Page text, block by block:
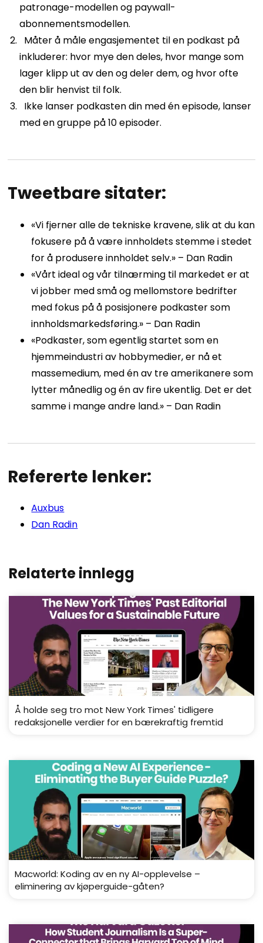
patronage-modellen og paywall-
abonnementsmodellen.
Måter å måle engasjementet til en podkast på
inkluderer: hvor mye den deles, hvor mange som
lager klipp ut av den og deler dem, og hvor ofte
den blir henvist til folk.
Ikke lanser podkasten din med én episode, lanser
med en gruppe på 10 episoder.
Tweetbare sitater:
«Vi fjerner alle de tekniske kravene, slik at du kan
fokusere på å være innholdets stemme i stedet
for å produsere innholdet selv.» – Dan Radin
«Vårt ideal og vår tilnærming til markedet er at
vi jobber med små og mellomstore bedrifter
med fokus på å posisjonere podkaster som
innholdsmarkedsføring.» – Dan Radin
«Podkaster, som egentlig startet som en
hjemmeindustri av hobbymedier, er nå et
massemedium, med én av tre amerikanere som
lytter månedlig og én av fire ukentlig. Det er det
samme i mange andre land.» – Dan Radin
Refererte lenker:
Auxbus
Dan Radin
Relaterte innlegg
Å holde seg tro mot New York Times' tidligere
redaksjonelle verdier for en bærekraftig fremtid
Macworld: Koding av en ny AI-opplevelse –
eliminering av kjøperguide-gåten?